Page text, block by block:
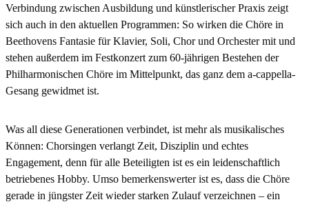
Verbindung zwischen Ausbildung und künstlerischer Praxis zeigt
sich auch in den aktuellen Programmen: So wirken die Chöre in
Beethovens Fantasie für Klavier, Soli, Chor und Orchester mit und
stehen außerdem im Festkonzert zum 60-jährigen Bestehen der
Philharmonischen Chöre im Mittelpunkt, das ganz dem a-cappella-
Gesang gewidmet ist.
Was all diese Generationen verbindet, ist mehr als musikalisches
Können: Chorsingen verlangt Zeit, Disziplin und echtes
Engagement, denn für alle Beteiligten ist es ein leidenschaftlich
betriebenes Hobby. Umso bemerkenswerter ist es, dass die Chöre
gerade in jüngster Zeit wieder starken Zulauf verzeichnen – ein